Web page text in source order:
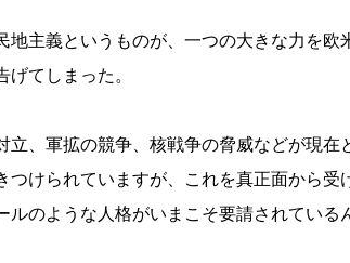
地主義というものが、一つの大きな力を
てしまった。
立、軍拡の競争、核戦争の脅威などが現
つけられていますが、これを真正面から
ルのような人格がいまこそ要請されている